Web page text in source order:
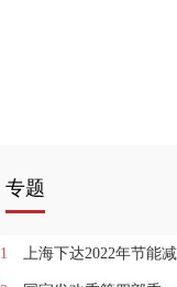
专题
1 上海下达2022年节能减排